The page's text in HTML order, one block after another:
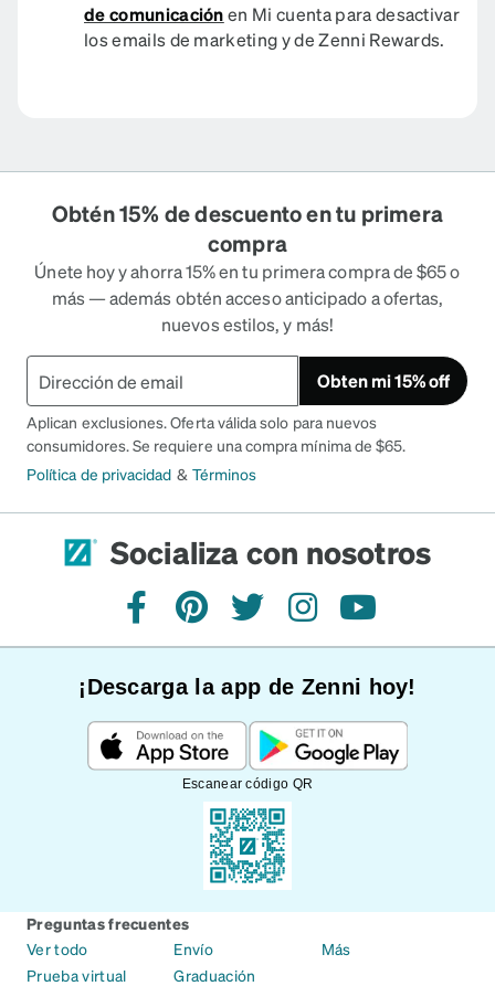
de comunicaciónen Mi cuenta para desactivar
los emails de marketing y de Zenni Rewards.
Obtén 15% de descuento en tu primera
compra
Únete hoy y ahorra 15% en tu primera compra de $65 o
más — además obtén acceso anticipado a ofertas,
nuevos estilos, y más!
Obten mi 15% off
Aplican exclusiones. Oferta válida solo para nuevos
consumidores. Se requiere una compra mínima de $65.
Política de privacidad & Términos
Socializa con nosotros
FacebookPinterestTwitterInstagramYouTube
¡Descarga la app de Zenni hoy!
Escanear código QR
Preguntas frecuentes
Ver todo
Prueba virtual
Envío
Graduación
Más